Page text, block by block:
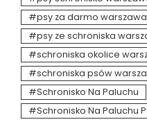
psy za darmo warszawa
psy ze schroniska
schroniska okolice
schroniska psów
Schronisko Na Paluchu
Schronisko Na Paluchu